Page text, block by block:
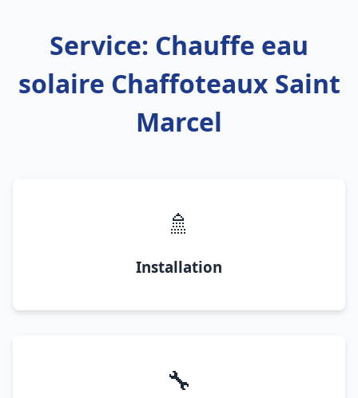
Service: Chauffe eau
solaire Chaffoteaux Saint
Marcel
🚿
Installation
🔧